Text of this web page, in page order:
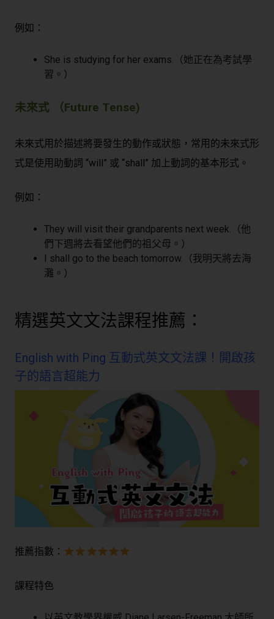
例如：
She is studying for her exams.（她正在為考試學
習。）
未來式 （Future Tense)
未來式用於描述將要發生的動作或狀態，常用的未來式形
式是使用助動詞 “will” 或 “shall” 加上動詞的基本形式。
例如：
They will visit their grandparents next week.（他
們下週將去看望他們的祖父母。）
I shall go to the beach tomorrow.（我明天將去海
灘。）
精選英文文法課程推薦：
English with Ping 互動式英文文法課！開啟孩
子的語言超能力
推薦指數：
課程特色